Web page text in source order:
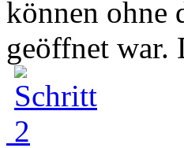
können ohne
geöffnet war.